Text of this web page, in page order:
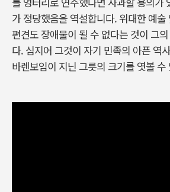
가 정당했음을 역설합니다. 위대한 예
편견도 장애물이 될 수 없다는 것이 그
다. 심지어 그것이 자기 민족의 아픈 역
바렌보임이 지닌 그릇의 크기를 엿볼